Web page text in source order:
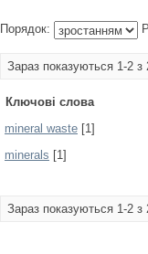
Порядок:
Зараз показуються 1-2 з
Ключові слова
mineral waste [1]
minerals [1]
Зараз показуються 1-2 з